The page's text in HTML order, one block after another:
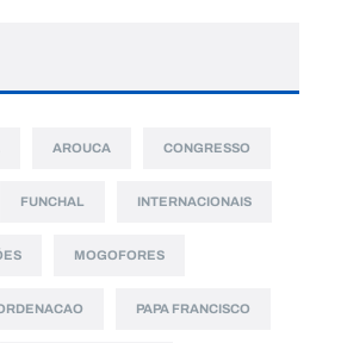
AROUCA CONGRESSO
FUNCHAL INTERNACIONAIS
MOGOFORES
PAPA FRANCISCO